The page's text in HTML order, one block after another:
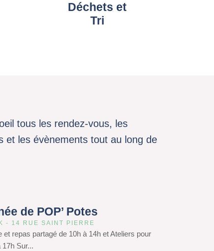
Déchets et
Tri
tous les rendez-vous, les
et les évènements tout au long de
de POP’ Potes
- 14 RUE SAINT PIERRE
et repas partagé de 10h à 14h et Ateliers pour
Sur...